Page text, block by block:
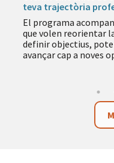
teva trajectòria
El programa
que volen reorientar
definir objectius,
avançar cap a noves